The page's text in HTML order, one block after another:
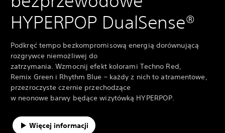
HYPERPOP DualSense®
Podkręć tempo bezkompromisową energią dorównującą
rozgrywce niemożliwej do
zatrzymania. Wzmocnij efekt kolorami Techno Red,
Remix Green i Rhythm Blue – każdy z nich to atramentowe,
przezroczyste czernie przechodzące
w neonowe barwy będące wizytówką HYPERPOP.
Więcej informacji